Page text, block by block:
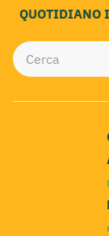
QUOTIDIANO